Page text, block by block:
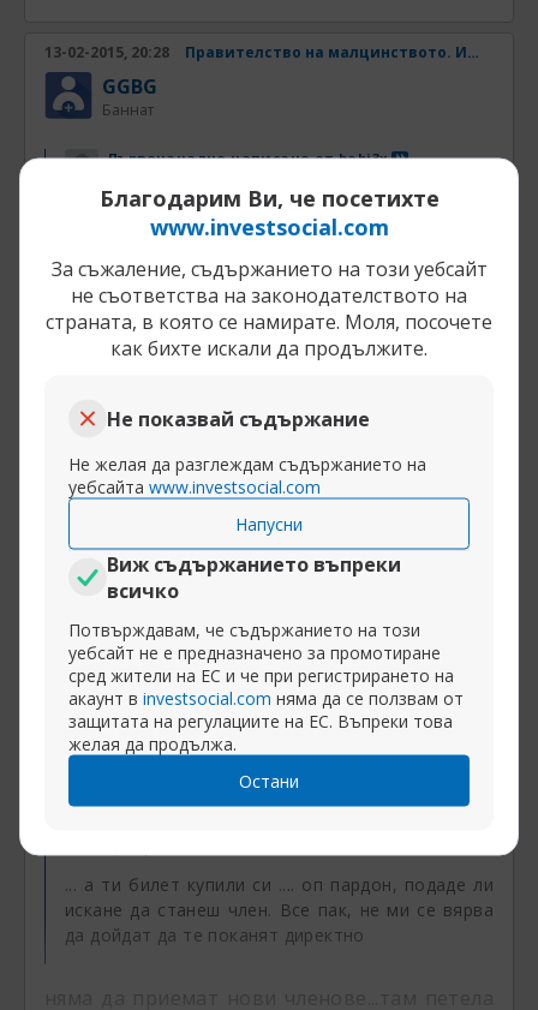
Благодарим Ви, че посетихте
www.investsocial.com
За съжаление, съдържанието на този уебсайт
не съответства на законодателството на
страната, в която се намирате. Моля, посочете
как бихте искали да продължите.
Не показвай съдържание
Не желая да разглеждам съдържанието на
уебсайта www.investsocial.com
Напусни
Виж съдържанието въпреки
всичко
Потвърждавам, че съдържанието на този
уебсайт не е предназначено за промотиране
сред жители на ЕС и че при регистрирането на
акаунт в investsocial.com няма да се ползвам от
защитата на регулациите на ЕС. Въпреки това
желая да продължа.
Остани
13-02-2015, 20:28 Правителство на малцинството. Има ли шанс? Част 31
GGBG
Баннат
Първоначално написано отbobi3x
бе къв силикон...на нея циците са колко главата
хахахахах, силикон е за повдигане, да не
спъва докота обикаля магистралите
Разширяване на публикацията
13-02-2015, 20:21 Правителство на малцинството. Има ли шанс? Част 31
bobi3x
Централна банка
InstaSpot:withdraw your trading profits to any
e-payment system or bank, and earn up to 7% on
the exchange of e-payment systems and
cryptocurrencies.
... а ти билет купили си .... оп пардон, подаде ли
искане да станеш член. Все пак, не ми се вярва
да дойдат да те поканят директно